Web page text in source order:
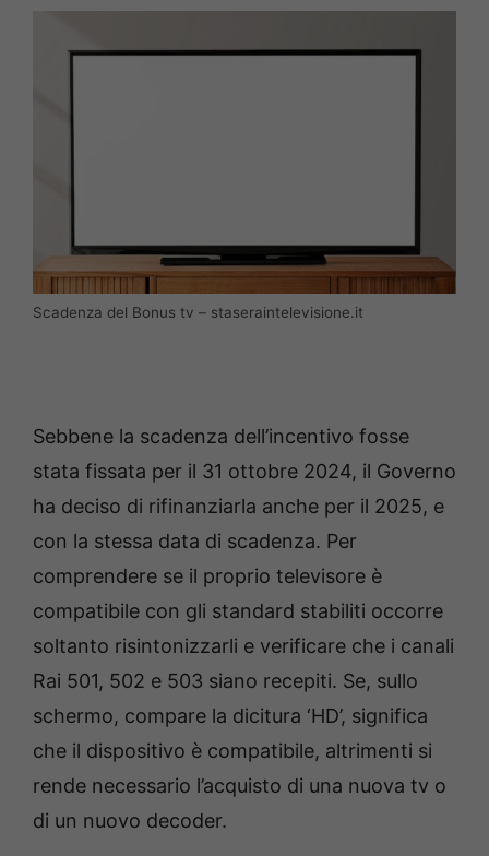
Scadenza del Bonus tv – staseraintelevisione.it
Sebbene la scadenza dell’incentivo fosse
stata fissata per il 31 ottobre 2024, il Governo
ha deciso di rifinanziarla anche per il 2025, e
con la stessa data di scadenza. Per
comprendere se il proprio televisore è
compatibile con gli standard stabiliti occorre
soltanto risintonizzarli e verificare che i canali
Rai 501, 502 e 503 siano recepiti. Se, sullo
schermo, compare la dicitura ‘HD’, significa
che il dispositivo è compatibile, altrimenti si
rende necessario l’acquisto di una nuova tv o
di un nuovo decoder.